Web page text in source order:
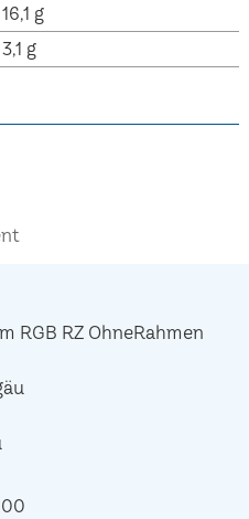
16,1 g
3,1 g